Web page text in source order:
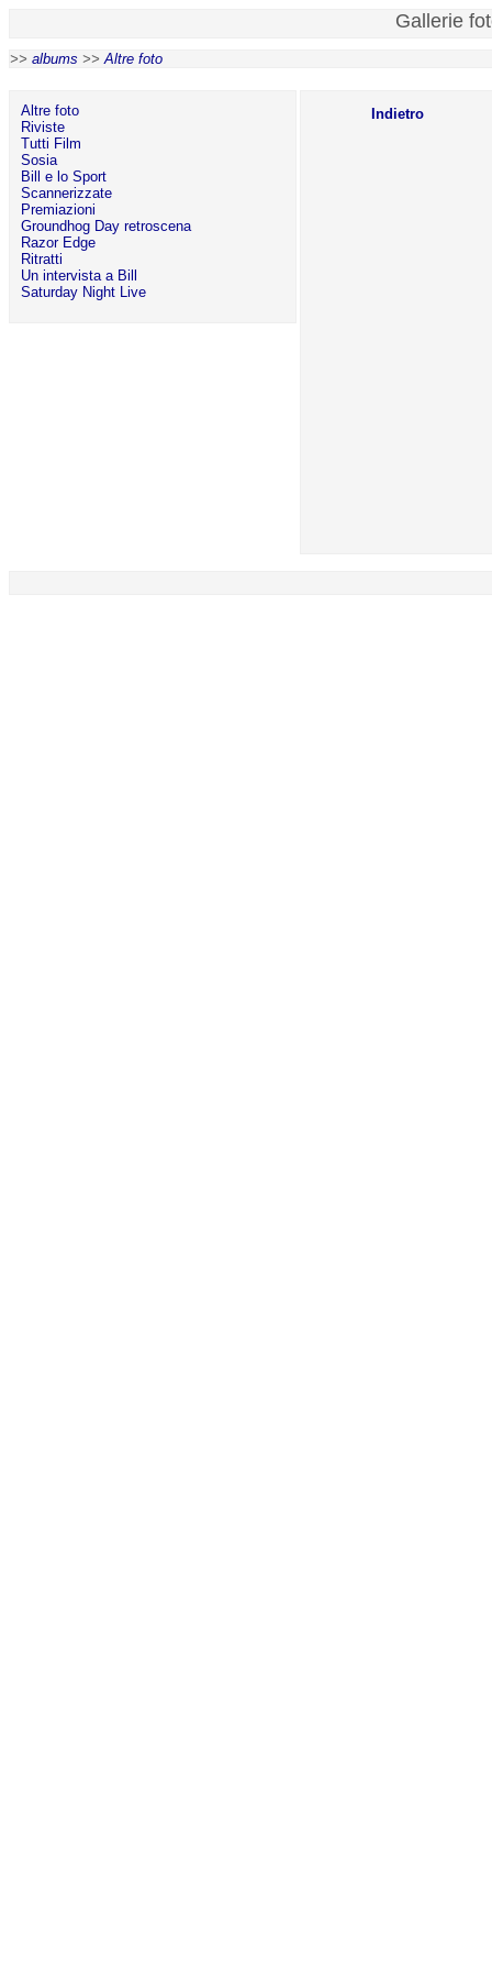
Gallerie
>> albums >>Altre foto
Altre foto
Riviste
Tutti Film
Sosia
Bill e lo Sport
Scannerizzate
Premiazioni
Groundhog Day retroscena
Razor Edge
Ritratti
Un intervista a Bill
Saturday Night Live
Indietro